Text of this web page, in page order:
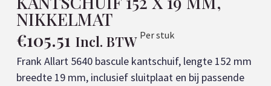
NIKKELMAT
€105.51 Incl. BTW Per stuk
Frank Allart 5640 bascule kantschuif, lengte 152 mm
breedte 19 mm, inclusief sluitplaat en bij passende